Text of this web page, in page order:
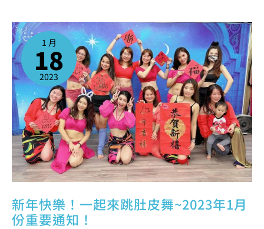
1 月
18
2023
新年快樂！一起來跳肚皮舞~2023年1月
份重要通知！
新
年
快
樂！
起
來
跳
肚
舞
~2023
年
1
月
份
重
要
通
知！